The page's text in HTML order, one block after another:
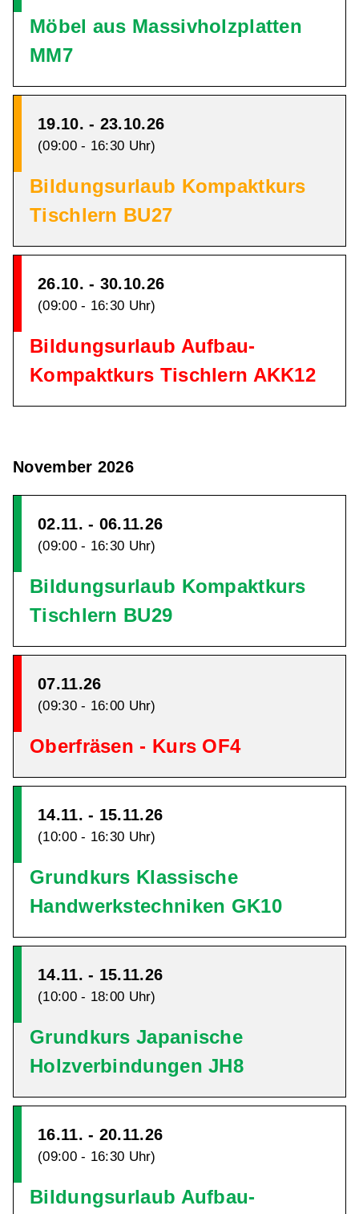
Möbel aus Massivholzplatten
MM7
19.10. - 23.10.26
(09:00 - 16:30 Uhr)
Bildungsurlaub Kompaktkurs
Tischlern BU27
26.10. - 30.10.26
(09:00 - 16:30 Uhr)
Bildungsurlaub Aufbau-
Kompaktkurs Tischlern AKK12
November 2026
02.11. - 06.11.26
(09:00 - 16:30 Uhr)
Bildungsurlaub Kompaktkurs
Tischlern BU29
07.11.26
(09:30 - 16:00 Uhr)
Oberfräsen - Kurs OF4
14.11. - 15.11.26
(10:00 - 16:30 Uhr)
Grundkurs Klassische
Handwerkstechniken GK10
14.11. - 15.11.26
(10:00 - 18:00 Uhr)
Grundkurs Japanische
Holzverbindungen JH8
16.11. - 20.11.26
(09:00 - 16:30 Uhr)
Bildungsurlaub Aufbau-